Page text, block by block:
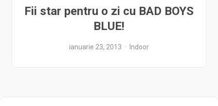
Fii star pentru o zi cu BAD BOYS
BLUE!
ianuarie 23, 2013 Indoor